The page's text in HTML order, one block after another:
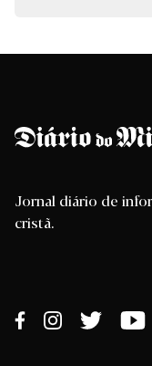
Jornal diário de
cristã.